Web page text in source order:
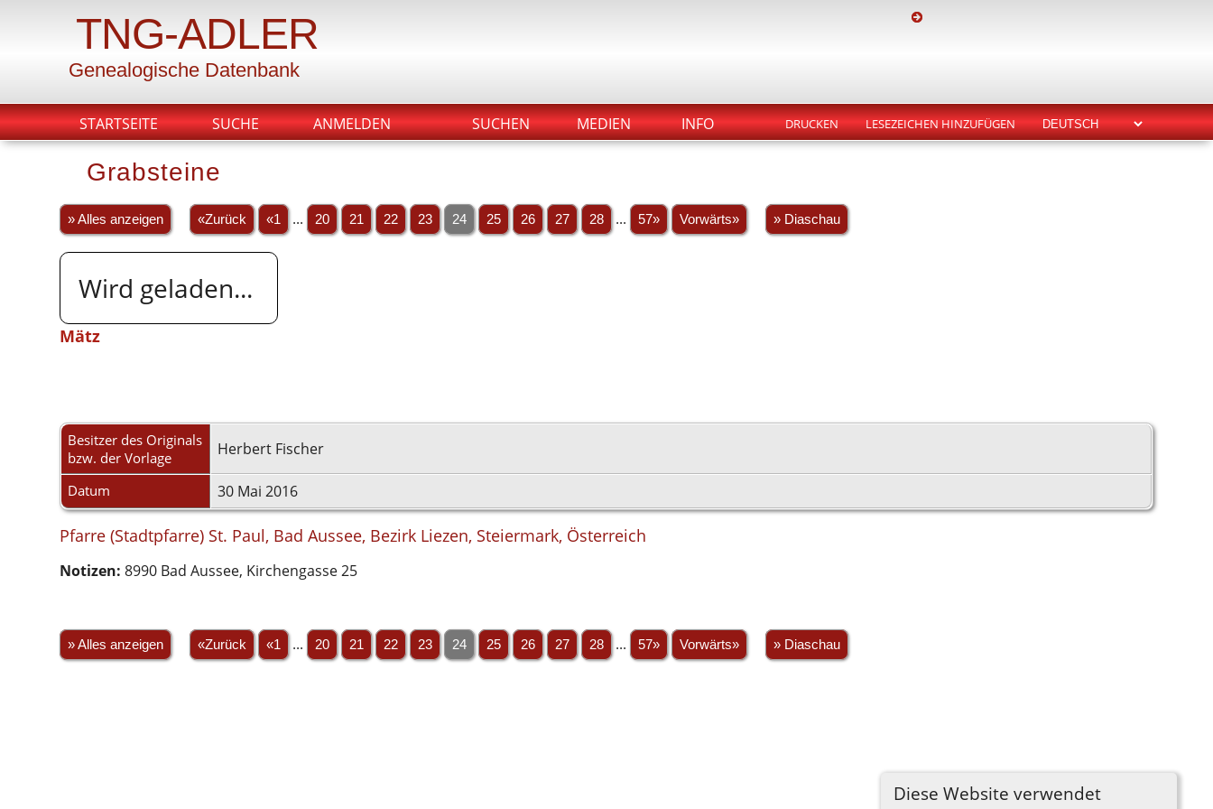
TNG-ADLER
Genealogische Datenbank
STARTSEITE SUCHE ANMELDEN SUCHEN MEDIEN INFO DRUCKEN LESEZEICHEN HINZUFÜGEN
Diese Website verwendet
Grabsteine
» Alles anzeigen «Zurück «1 ... 20 21 22 23 24 25 26 27 28 ... 57» Vorwärts» » Diaschau
Wird geladen...
Mätz
Besitzer des Originals
bzw. der Vorlage
Herbert Fischer
Datum 30 Mai 2016
Pfarre (Stadtpfarre) St. Paul, Bad Aussee, Bezirk Liezen, Steiermark, Österreich
Notizen: 8990 Bad Aussee, Kirchengasse 25
» Alles anzeigen «Zurück «1 ... 20 21 22 23 24 25 26 27 28 ... 57» Vorwärts» » Diaschau